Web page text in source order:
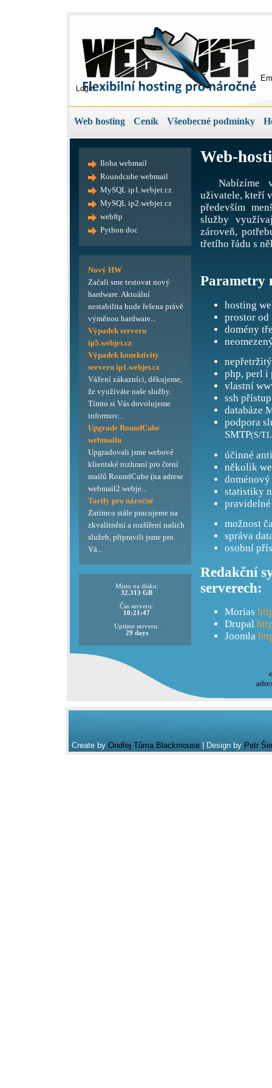
Login
Web hosting Ceník Všeobecné podmínky
Web-
Nabízíme
uživatele, kteří
především
služby
zároveň,
třetího řádu s
Parametry
hosting
prostor od
domény
php, perl i
vlastní
ssh přístup
databáze
podpora
SMTP(S/
účinné
několik
doménový
statistiky
možnost
správa
osobní
Redakční
serverech:
Morias
Drupal
Joomla
Iloha webmail
Roundcube webmail
MySQL ip1.webjet.cz
MySQL ip2.webjet.cz
webftp
Python doc
Nový HW
Začali sme testovat nový
hardware. Aktuální
nestabilita bude řešena právě
výměnou hardware...
Výpadek serveru
ip5.webjet.cz
Výpadek konektivity
serveru ip1.webjet.cz
Vážení zákazníci, děkujeme,
že využíváte naše služby.
Tímto si Vás dovolujeme
informov...
Upgrade RoundCube
webmailu
Upgradovali jsme webové
klientské rozhraní pro čtení
mailů RoundCube (na adrese
webmail2.webje...
Tarify pro náročné
Zatímco stále pracujeme na
zkvalitnění a rozšíření našich
služeb, připravili jsme pro
Vá...
Misto na disku:
32.313 GB
Čas serveru:
10:21:47
Uptime serveru:
29 days
Create by Ondřej Tůma Blackmouse| Design by Petr